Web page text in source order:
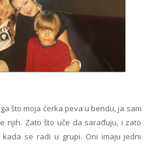
što moja ćerka peva u bendu, ja sam
njih. Zato što uče da sarađuju, i zato
se radi u grupi. Oni imaju jedni